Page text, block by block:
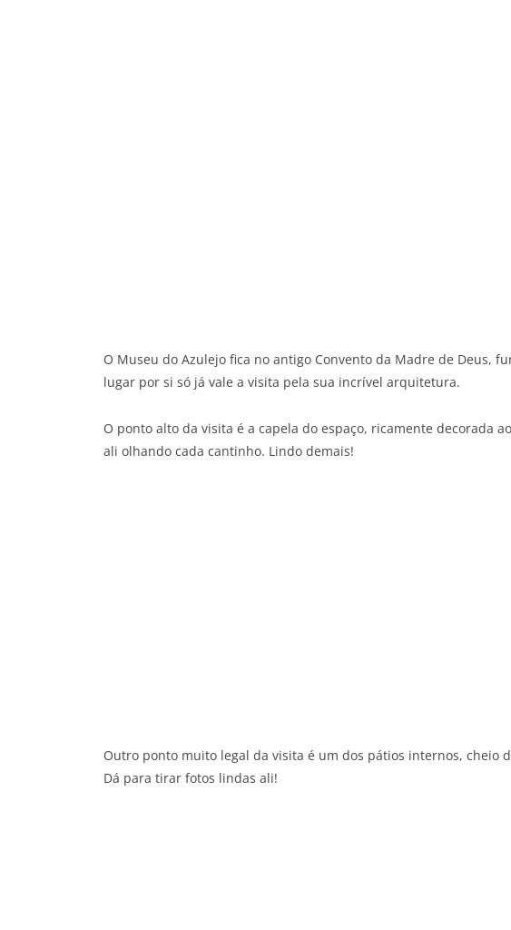
O Museu do Azulejo fica no antigo Convento da Madre de Deus,
lugar por si só já vale a visita pela sua incrível arquitetura.
O ponto alto da visita é a capela do espaço, ricamente decorada
ali olhando cada cantinho. Lindo demais!
Outro ponto muito legal da visita é um dos pátios internos, cheio
Dá para tirar fotos lindas ali!